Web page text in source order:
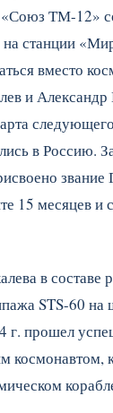
«Союз ТМ-12»
на станции
вместо
и
в Россию.
15 месяцев и
в составе
STS-60 на
г. прошел
космонавтом,